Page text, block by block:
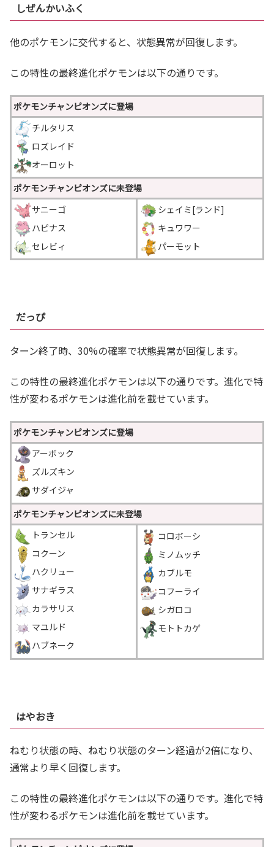
しぜんかいふく
他のポケモンに交代すると、状態異常が回復します。
この特性の最終進化ポケモンは以下の通りです。
ポケモンチャンピオンズに登場
チルタリス
ロズレイド
オーロット
ポケモンチャンピオンズに未登場
サニーゴ
ハピナス
セレビィ
シェイミ[ランド]
キュワワー
パーモット
だっぴ
ターン終了時、30%の確率で状態異常が回復します。
この特性の最終進化ポケモンは以下の通りです。進化で特
性が変わるポケモンは進化前を載せています。
ポケモンチャンピオンズに登場
アーボック
ズルズキン
サダイジャ
ポケモンチャンピオンズに未登場
トランセル
コクーン
ハクリュー
サナギラス
カラサリス
マユルド
ハブネーク
コロボーシ
ミノムッチ
カブルモ
コフーライ
シガロコ
モトトカゲ
はやおき
ねむり状態の時、ねむり状態のターン経過が2倍になり、
通常より早く回復します。
この特性の最終進化ポケモンは以下の通りです。進化で特
性が変わるポケモンは進化前を載せています。